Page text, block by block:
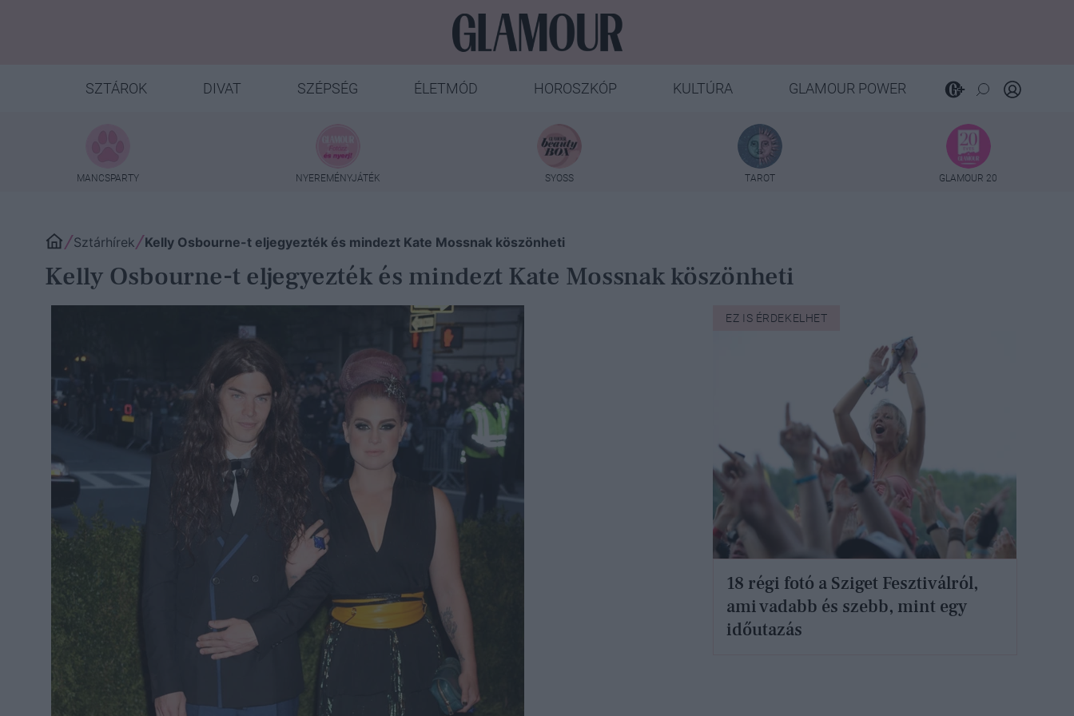
SZTÁROK DIVAT SZÉPSÉG ÉLETMÓD HOROSZKÓP KULTÚRA GLAMOUR POWER
MANCSPARTY NYEREMÉNYJÁTÉK SYOSS TAROT GLAMOUR 20
Sztárhírek Kelly Osbourne-t eljegyezték és mindezt Kate Mossnak köszönheti
Kelly Osbourne-t eljegyezték és mindezt Kate Mossnak köszönheti
EZ IS ÉRDEKELHET
18 régi fotó a Sziget Fesztiválról,
ami vadabb és szebb, mint egy
időutazás